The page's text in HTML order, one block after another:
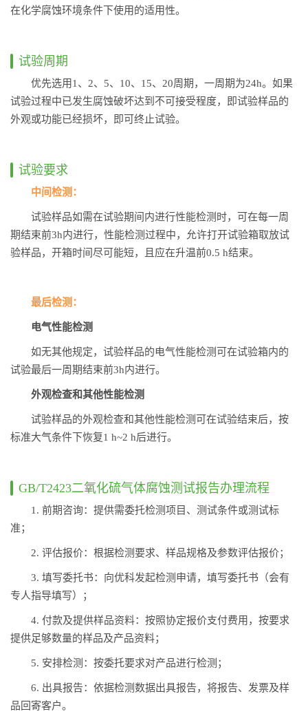
在化学腐蚀环境条件下使用的适用性。
试验周期
优先选用1、2、5、10、15、20周期，一周期为24h。如果
试验过程中已发生腐蚀破坏达到不可接受程度，即试验样品的
外观或功能已经损坏，即可终止试验。
试验要求
中间检测：
试验样品如需在试验期间内进行性能检测时，可在每一周
期结束前3h内进行，性能检测过程中，允许打开试验箱取放试
验样品，开箱时间尽可能短，且应在升温前0.5 h结束。
最后检测：
电气性能检测
如无其他规定，试验样品的电气性能检测可在试验箱内的
试验最后一周期结束前3h内进行。
外观检查和其他性能检测
试验样品的外观检查和其他性能检测可在试验结束后，按
标准大气条件下恢复1 h~2 h后进行。
GB/T2423二氧化硫气体腐蚀测试报告办理流程
1. 前期咨询：提供需委托检测项目、测试条件或测试标
准；
2. 评估报价：根据检测要求、样品规格及参数评估报价；
3. 填写委托书：向优科发起检测申请，填写委托书（会有
专人指导填写）；
4. 付款及提供样品资料：按照协定报价支付费用，按要求
提供足够数量的样品及产品资料；
5. 安排检测：按委托要求对产品进行检测；
6. 出具报告：依据检测数据出具报告，将报告、发票及样
品回寄客户。